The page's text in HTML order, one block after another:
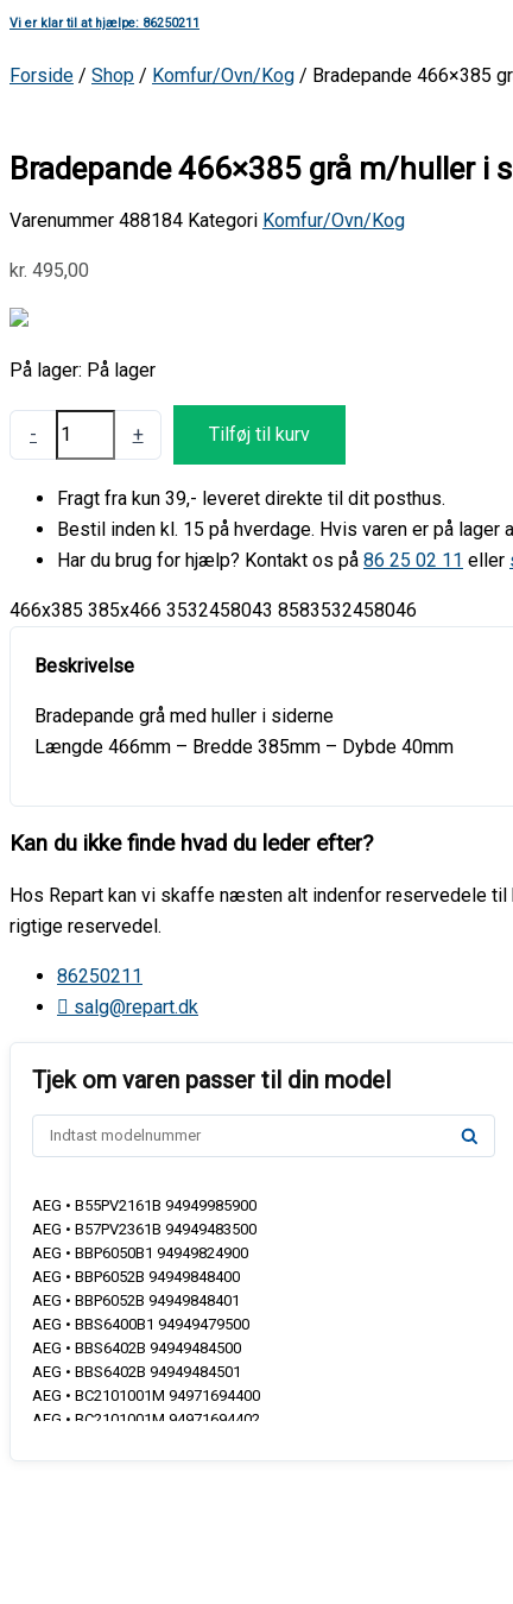
Vi er klar til at hjælpe: 86250211
Forside / Shop / Komfur/Ovn/Kog / Bradepande 466×385
Bradepande 466×385 grå m/huller i
Varenummer 488184 Kategori Komfur/Ovn/Kog
kr. 495,00
På lager: På lager
- + Tilføj til kurv
Fragt fra kun 39,- leveret direkte til dit posthus.
Bestil inden kl. 15 på hverdage. Hvis varen er på lager
Har du brug for hjælp? Kontakt os på 86 25 02 11 eller
466x385 385x466 3532458043 8583532458046
Bradepande grå med huller i siderne
Længde 466mm – Bredde 385mm – Dybde 40mm
Kan du ikke finde hvad du leder efter?
Hos Repart kan vi skaffe næsten alt indenfor reservedele til
rigtige reservedel.
86250211
salg@repart.dk
AEG • B55PV2161B 94949985900
AEG • B57PV2361B 94949483500
AEG • BBP6050B1 94949824900
AEG • BBP6052B 94949848400
AEG • BBP6052B 94949848401
AEG • BBS6400B1 94949479500
AEG • BBS6402B 94949484500
AEG • BBS6402B 94949484501
AEG • BC2101001M 94971694400
AEG • BC2101001M 94971694402
AEG • BC3331300M 94971693201